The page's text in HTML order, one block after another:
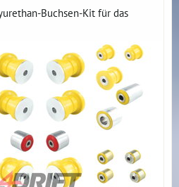
Buchsen-Kit für das